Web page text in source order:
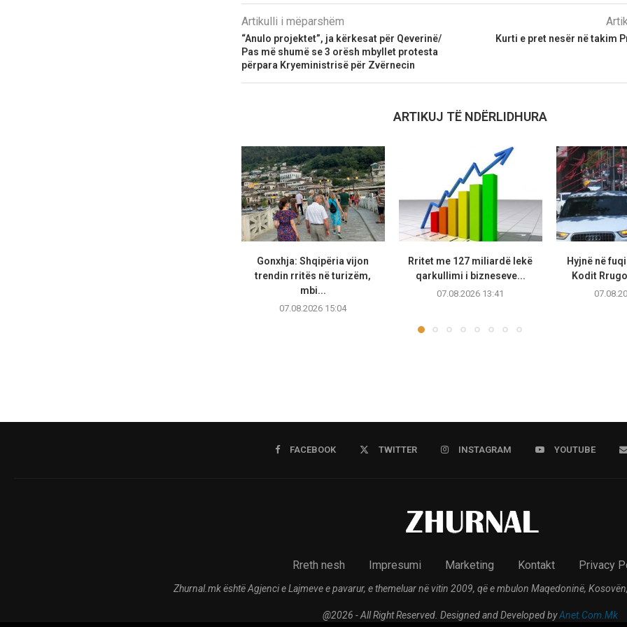
Artikulli i mëparshëm
“Anulo projektet”, ja kërkesat për Qeverinë/
Pas më shumë se 3 orësh mbyllet protesta
përpara Kryeministrisë për Zvërnecin
Kurti e pret nesër në takim
ARTIKUJ TË NDËRLIDHURA
Gonxhja: Shqipëria vijon
trendin rritës në turizëm,
mbi...
07.08.2026 15:04
Rritet me 127 miliardë lekë
qarkullimi i bizneseve...
07.08.2026 13:41
Hyjnë në
Kodit
FACEBOOK TWITTER INSTAGRAM YOUTUBE
Rreth nesh Impresumi Marketing Kontakt Privacy
Zhurnal.mk është Agjenci e Lajmeve e pavarur, e themeluar në vitin 2009, që e mbulon Maqedoninë,
@2026 - All Right Reserved. Designed and Developed byAnet.Com.Mk